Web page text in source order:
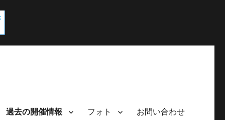
過去の開催情報 フォト お問い合わせ